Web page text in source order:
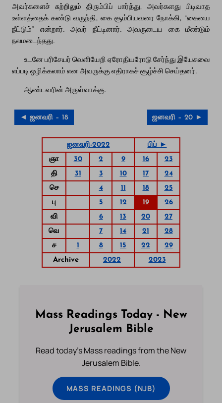
அவர்களைச் சுற்றிலும் திரும்பிப் பார்த்து, அவர்களது பிடிவாத
உள்ளத்தைக் கண்டு வருந்தி, கை சூம்பியவரை நோக்கி, “கையை
நீட்டும்” என்றார். அவர் நீட்டினார். அவருடைய கை மீண்டும்
நலமடைந்தது.
உடனே பரிசேயர் வெளியேறி ஏரோதியரோடு சேர்ந்து இயேசுவை
எப்படி ஒழிக்கலாம் என அவருக்கு எதிராகச் சூழ்ச்சி செய்தனர்.
ஆண்டவரின் அருள்வாக்கு.
◄ ஜனவரி – 18 ஜனவரி – 20 ►
ஜனவரி-2022
பிப் ►
ஞா
30 2 9 16
23
தி
31 3 10 17
24
செ
4 11 18
25
பு
5 12 19
26
வி
6 13 20
27
வெ
7 14 21
28
ச
1 8 15 22
29
Archive
2022 2023
Mass Readings Today - New
Jerusalem Bible
Read today's Mass readings from the New
Jerusalem Bible.
MASS READINGS (NJB)